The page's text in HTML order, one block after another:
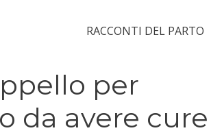
RACCONTI DEL PARTO
per
da avere cure